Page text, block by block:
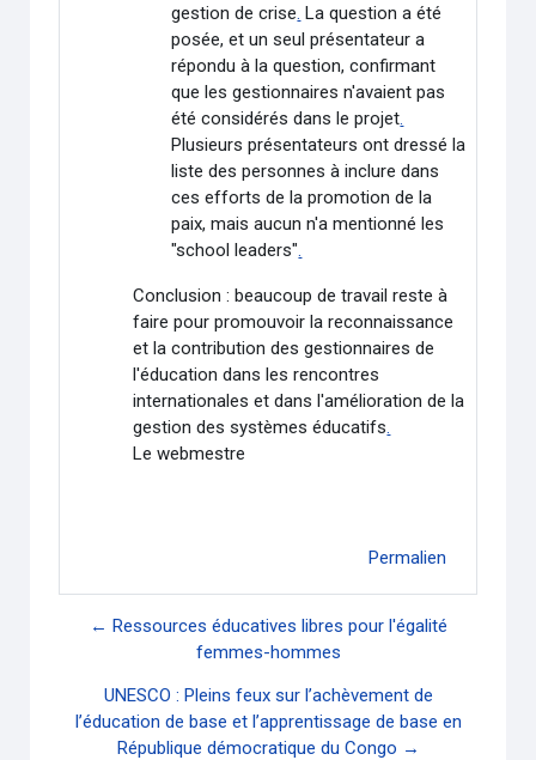
gestion de crise. La question a été
posée, et un seul présentateur a
répondu à la question, confirmant
que les gestionnaires n'avaient pas
été considérés dans le projet.
Plusieurs présentateurs ont dressé la
liste des personnes à inclure dans
ces efforts de la promotion de la
paix, mais aucun n'a mentionné les
"school leaders".
Conclusion : beaucoup de travail reste à
faire pour promouvoir la reconnaissance
et la contribution des gestionnaires de
l'éducation dans les rencontres
internationales et dans l'amélioration de la
gestion des systèmes éducatifs.
Le webmestre
Permalien
← Ressources éducatives libres pour l'égalité
femmes-hommes
UNESCO : Pleins feux sur l’achèvement de
l’éducation de base et l’apprentissage de base en
République démocratique du Congo →